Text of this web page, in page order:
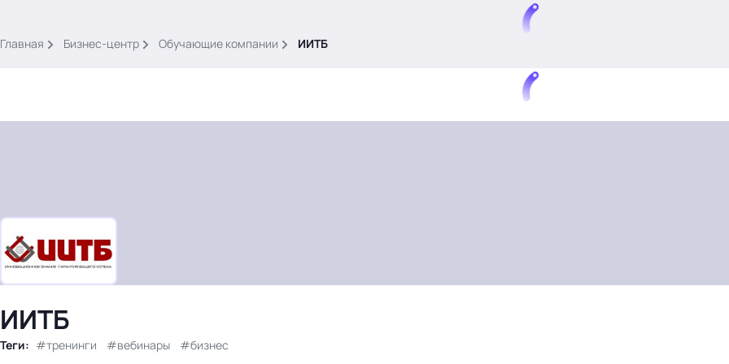
Войти
картина дня
материалы
видео
события
Главная Бизнес-центр Обучающие компании ИИТБ
ИИТБ
Теги: тренинги вебинары бизнес